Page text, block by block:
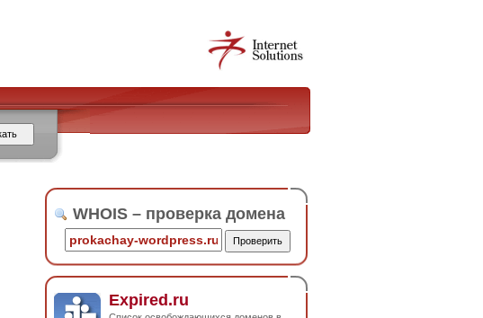
WHOIS – проверка домена
Expired.ru